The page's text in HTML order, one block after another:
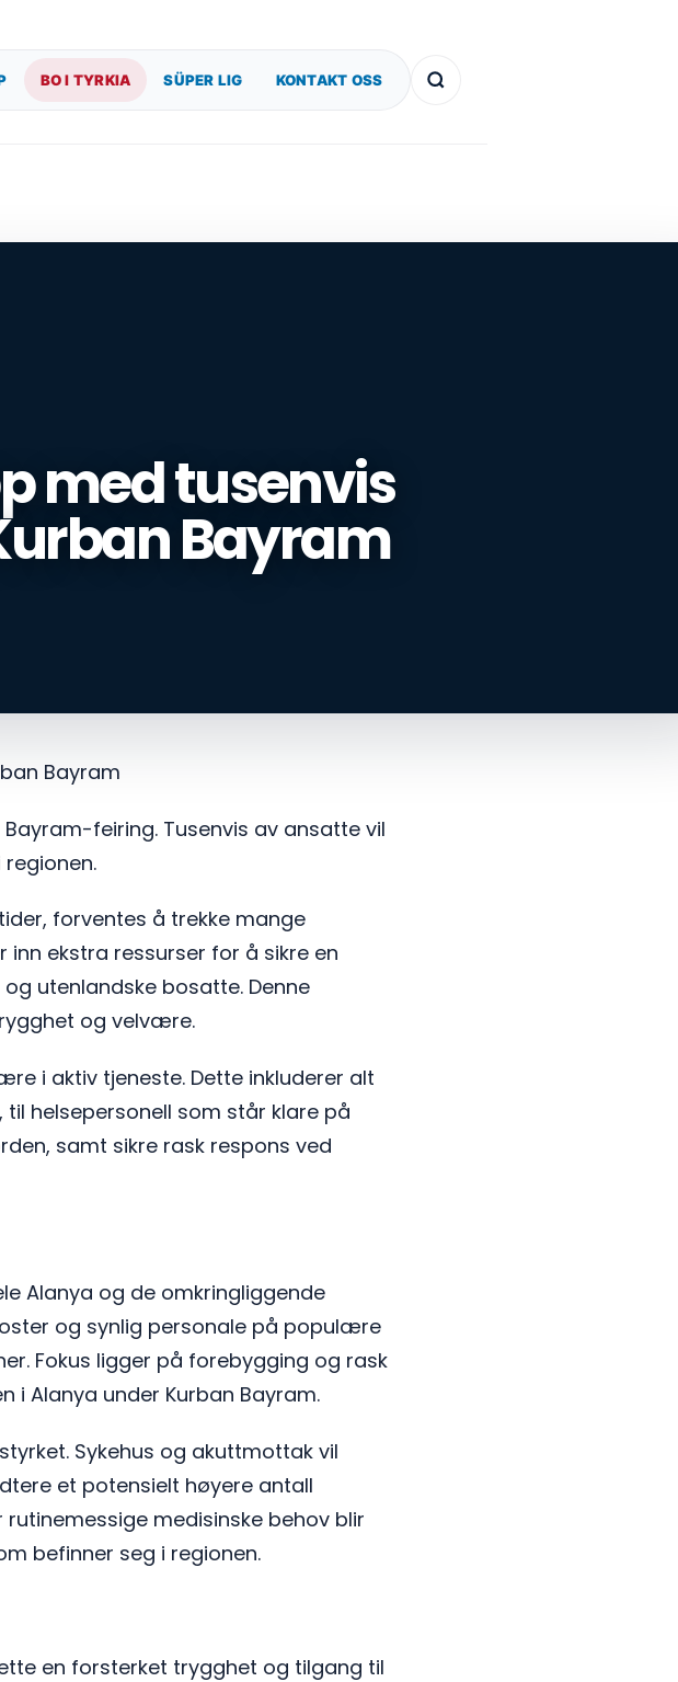
BO I TYRKIA SÜPER LIG KONTAKT OSS
med tusenvis
Bayram
Bayram
feiring. Tusenvis av ansatte vil
forventes å trekke mange
inn ekstra ressurser for å sikre en
utenlandske bosatte. Denne
og velvære.
i aktiv tjeneste. Dette inkluderer alt
helsepersonell som står klare på
samt sikre rask respons ved
Alanya og de omkringliggende
og synlig personale på populære
Fokus ligger på forebygging og rask
i Alanya under Kurban Bayram.
Sykehus og akuttmottak vil
et potensielt høyere antall
medisinske behov blir
befinner seg i regionen.
en forsterket trygghet og tilgang til